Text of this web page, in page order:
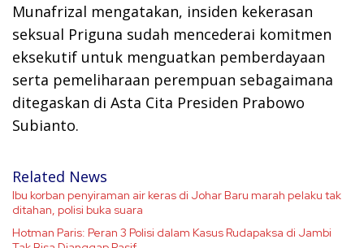
Munafrizal mengatakan, insiden kekerasan
seksual Priguna sudah mencederai komitmen
eksekutif untuk menguatkan pemberdayaan
serta pemeliharaan perempuan sebagaimana
ditegaskan di Asta Cita Presiden Prabowo
Subianto.
Related News
Ibu korban penyiraman air keras di Johar Baru marah pelaku tak
ditahan, polisi buka suara
Hotman Paris: Peran 3 Polisi dalam Kasus Rudapaksa di Jambi